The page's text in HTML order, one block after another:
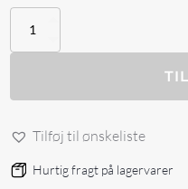
KRG
Bravo
Tilføj til ønskeliste
Hurtig fragt på lagervarer